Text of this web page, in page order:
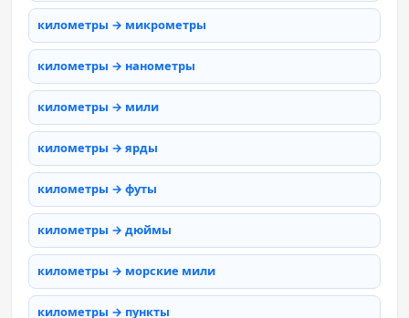
километры → микрометры
километры → нанометры
километры → мили
километры → ярды
километры → футы
километры → дюймы
километры → морские мили
километры → пункты